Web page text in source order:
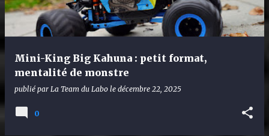
Mini-King Big Kahuna : petit format,
mentalité de monstre
publié par La Team du Labo le décembre 22, 2025
0